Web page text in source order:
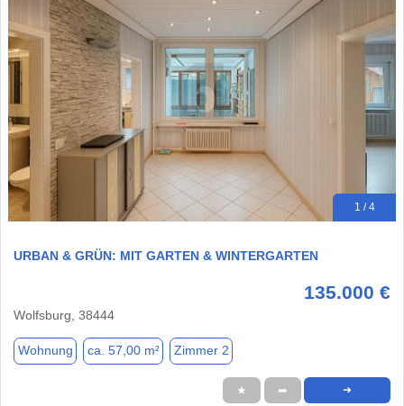
1 / 4
URBAN & GRÜN: MIT GARTEN & WINTERGARTEN
135.000 €
Wolfsburg, 38444
Wohnung ca. 57,00 m² Zimmer 2
★ ➦ ➜